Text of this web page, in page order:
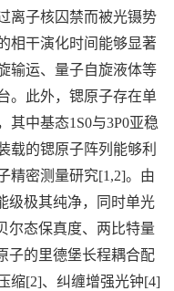
离子核囚禁而被光镊势
相干演化时间能够显著
输运、量子自旋液体等
。此外，锶原子存在单
其中基态1S0与3P0亚稳
载的锶原子阵列能够利
精密测量研究[1,2]。由
级极其纯净，同时单光
尔态保真度、两比特量
子的里德堡长程耦合配
缩[2]、纠缠增强光钟[4]